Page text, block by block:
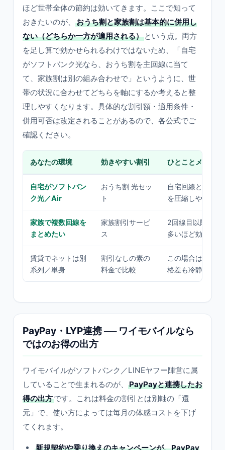
ほど世帯全体の節約は効いてきます。ここで知って
おきたいのが、
おうち割と家族割は基本的に併用し
ない（どちらか一方が適用される） という点。両方
を足し算で効かせられるわけではないため、「自宅
がソフトバンク光なら、おうち割を主回線に当て
て、家族割は別の組み合わせで」というように、世
帯の状況に合わせてどちらを軸にするか考えると整
理しやすくなります。具体的な割引額・適用条件・
併用可否は改定されることがあるので、各公式でご
確認ください。
あなたの環境 効きやすい割引 ひとことメモ
自宅がソフトバン
ク光／Air
おうち割 光セッ
ト
自宅回線とのセ
を圧縮しやすい
家族で複数回線を
まとめたい
家族割引サービ
ス
2回線目以降が対
多いほど効く
賃貸でネットは別
系列／単身
割引なしの素の
料金で比較
この場合は格安
格差も冷静に見る
PayPay・LYP連携 ── ワイモバイルなら
ではのお得の出方
ワイモバイルがソフトバンク／LINEヤフー陣営に属
していることで生まれるのが、
PayPayと連携したお
得の出方です。これは料金の割引とは別軸の「還
元」で、使い方によっては毎月の体感コストを下げ
てくれます。
新規契約や乗り換えのキャンペーンが、PayPay